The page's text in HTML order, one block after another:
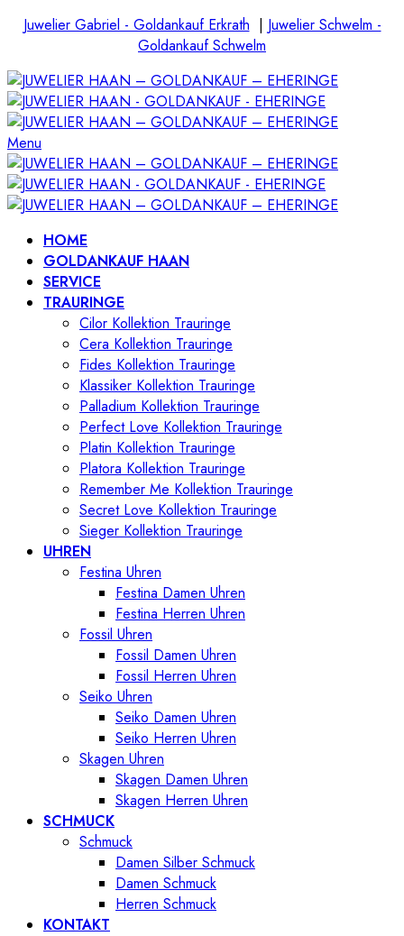
Juwelier Gabriel - Goldankauf Erkrath | Juwelier Schwelm -
Goldankauf Schwelm
Menu
HOME
GOLDANKAUF HAAN
SERVICE
TRAURINGE
Cilor Kollektion Trauringe
Cera Kollektion Trauringe
Fides Kollektion Trauringe
Klassiker Kollektion Trauringe
Palladium Kollektion Trauringe
Perfect Love Kollektion Trauringe
Platin Kollektion Trauringe
Platora Kollektion Trauringe
Remember Me Kollektion Trauringe
Secret Love Kollektion Trauringe
Sieger Kollektion Trauringe
UHREN
Festina Uhren
Festina Damen Uhren
Festina Herren Uhren
Fossil Uhren
Fossil Damen Uhren
Fossil Herren Uhren
Seiko Uhren
Seiko Damen Uhren
Seiko Herren Uhren
Skagen Uhren
Skagen Damen Uhren
Skagen Herren Uhren
SCHMUCK
Schmuck
Damen Silber Schmuck
Damen Schmuck
Herren Schmuck
KONTAKT